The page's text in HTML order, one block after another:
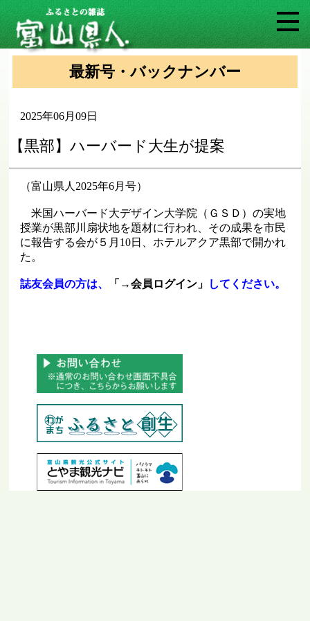
最新号・バックナンバー
2025年06月09日
【黒部】ハーバード大生が提案
（富山県人2025年6月号）
米国ハーバード大デザイン大学院（ＧＳＤ）の実地
授業が黒部川扇状地を題材に行われ、その成果を市民
に報告する会が５月10日、ホテルアクア黒部で開かれ
た。
誌友会員の方は、 「→会員ログイン」 してください。